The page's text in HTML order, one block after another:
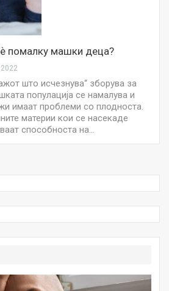
помалку машки деца?
што исчезнува“ зборува за
популација се намалува и
имаат проблеми со плодноста.
материи кои се насекаде
способноста на…